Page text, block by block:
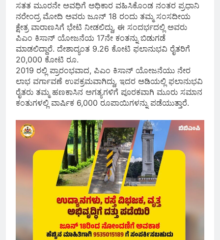
ಸತತ ಮೂರನೇ ಅವಧಿಗೆ ಅಧಿಕಾರ ವಹಿಸಿಕೊಂಡ ನಂತರ ಪ್ರಧಾನಿ
ನರೇಂದ್ರ ಮೋದಿ ಅವರು ಜೂನ್ 18 ರಂದು ತಮ್ಮ ಸಂಸದೀಯ
ಕ್ಷೇತ್ರ ವಾರಾಣಸಿಗೆ ಭೇಟಿ ನೀಡಲಿದ್ದು, ಈ ಸಂದರ್ಭದಲ್ಲಿ ಅವರು
ಪಿಎಂ ಕಿಸಾನ್ ಯೋಜನೆಯ 17ನೇ ಕಂತನ್ನು ಬಿಡುಗಡೆ
ಮಾಡಲಿದ್ದಾರೆ. ದೇಶಾದ್ಯಂತ 9.26 ಕೋಟಿ ಫಲಾನುಭವಿ ರೈತರಿಗೆ
20,000 ಕೋಟಿ ರೂ.
2019 ರಲ್ಲಿ ಪ್ರಾರಂಭವಾದ, ಪಿಎಂ ಕಿಸಾನ್ ಯೋಜನೆಯು ನೇರ
ಲಾಭ ವರ್ಗಾವಣೆ ಉಪಕ್ರಮವಾಗಿದ್ದು, ಇದರ ಅಡಿಯಲ್ಲಿ ಫಲಾನುಭವಿ
ರೈತರು ತಮ್ಮ ಹಣಕಾಸಿನ ಅಗತ್ಯಗಳಿಗೆ ಪೂರಕವಾಗಿ ಮೂರು ಸಮಾನ
ಕಂತುಗಳಲ್ಲಿ ವಾರ್ಷಿಕ 6,000 ರೂಪಾಯಿಗಳನ್ನು ಪಡೆಯುತ್ತಾರೆ.